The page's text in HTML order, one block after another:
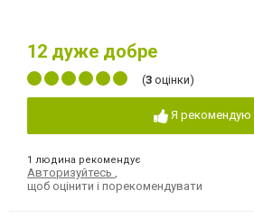
12 дуже добре
(3 оцінки)
Я рекомендую
1 людина рекомендує
Авторизуйтесь
щоб оцінити і порекомендувати